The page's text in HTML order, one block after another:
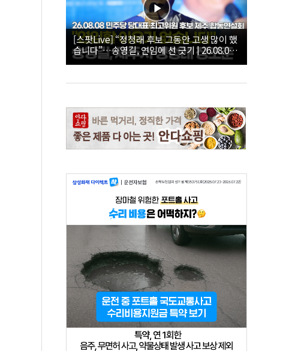
[스팟Live] “정청래 후보 그동안 고생 많이 했
습니다”…송영길, 연임에 선 긋기 | 26.08.08
더불어민주당 당대표·최고위원 후보 제주 합